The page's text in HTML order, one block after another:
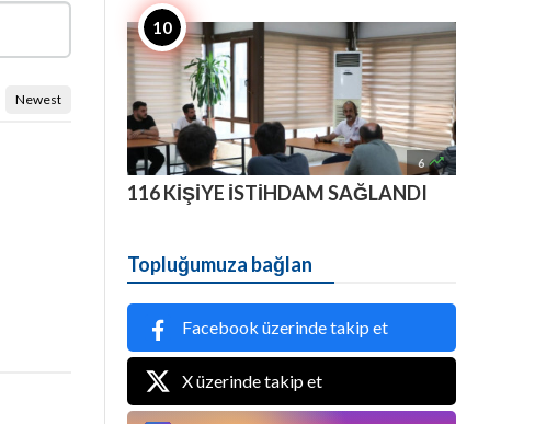
Newest
6 
116 KİŞİYE İSTİHDAM SAĞLANDI
Topluğumuza bağlan
Facebook üzerinde takip et
X üzerinde takip et